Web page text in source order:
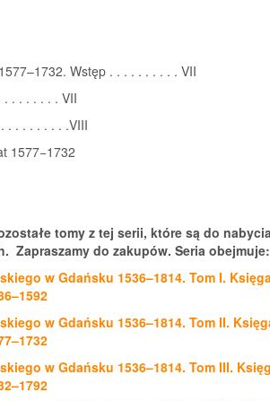
Wstęp . . . . . . . . . . VII
. . . . . . . VII
. . . . . . . . .VIII
1577−1732
tomy z tej serii, które są do
Zapraszamy do zakupów. Seria obejmuje:
w Gdańsku 1536–1814. Tom I. Księga
w Gdańsku 1536–1814. Tom II.
w Gdańsku 1536–1814. Tom III.